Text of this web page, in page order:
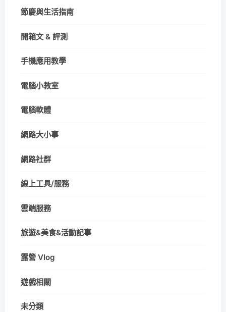
節慶與生活指南
開箱文 & 評測
手機應用教學
電腦小教室
電腦軟體
網路大小事
網路社群
線上工具/服務
雲端服務
旅遊&美食&活動記事
露營 Vlog
遊戲相關
未分類